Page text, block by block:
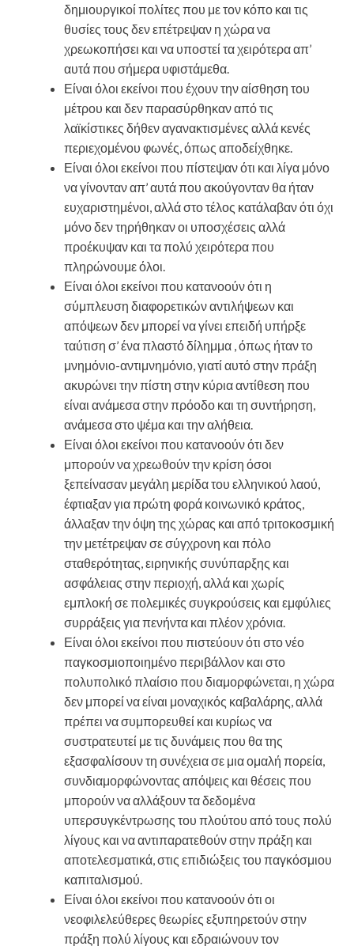
δημιουργικοί πολίτες που με τον κόπο και τις
θυσίες τους δεν επέτρεψαν η χώρα να
χρεωκοπήσει και να υποστεί τα χειρότερα απ’
αυτά που σήμερα υφιστάμεθα.
Είναι όλοι εκείνοι που έχουν την αίσθηση του
μέτρου και δεν παρασύρθηκαν από τις
λαϊκίστικες δήθεν αγανακτισμένες αλλά κενές
περιεχομένου φωνές, όπως αποδείχθηκε.
Είναι όλοι εκείνοι που πίστεψαν ότι και λίγα μόνο
να γίνονταν απ’ αυτά που ακούγονταν θα ήταν
ευχαριστημένοι, αλλά στο τέλος κατάλαβαν ότι όχι
μόνο δεν τηρήθηκαν οι υποσχέσεις αλλά
προέκυψαν και τα πολύ χειρότερα που
πληρώνουμε όλοι.
Είναι όλοι εκείνοι που κατανοούν ότι η
σύμπλευση διαφορετικών αντιλήψεων και
απόψεων δεν μπορεί να γίνει επειδή υπήρξε
ταύτιση σ’ ένα πλαστό δίλημμα , όπως ήταν το
μνημόνιο-αντιμνημόνιο, γιατί αυτό στην πράξη
ακυρώνει την πίστη στην κύρια αντίθεση που
είναι ανάμεσα στην πρόοδο και τη συντήρηση,
ανάμεσα στο ψέμα και την αλήθεια.
Είναι όλοι εκείνοι που κατανοούν ότι δεν
μπορούν να χρεωθούν την κρίση όσοι
ξεπείνασαν μεγάλη μερίδα του ελληνικού λαού,
έφτιαξαν για πρώτη φορά κοινωνικό κράτος,
άλλαξαν την όψη της χώρας και από τριτοκοσμική
την μετέτρεψαν σε σύγχρονη και πόλο
σταθερότητας, ειρηνικής συνύπαρξης και
ασφάλειας στην περιοχή, αλλά και χωρίς
εμπλοκή σε πολεμικές συγκρούσεις και εμφύλιες
συρράξεις για πενήντα και πλέον χρόνια.
Είναι όλοι εκείνοι που πιστεύουν ότι στο νέο
παγκοσμιοποιημένο περιβάλλον και στο
πολυπολικό πλαίσιο που διαμορφώνεται, η χώρα
δεν μπορεί να είναι μοναχικός καβαλάρης, αλλά
πρέπει να συμπορευθεί και κυρίως να
συστρατευτεί με τις δυνάμεις που θα της
εξασφαλίσουν τη συνέχεια σε μια ομαλή πορεία,
συνδιαμορφώνοντας απόψεις και θέσεις που
μπορούν να αλλάξουν τα δεδομένα
υπερσυγκέντρωσης του πλούτου από τους πολύ
λίγους και να αντιπαρατεθούν στην πράξη και
αποτελεσματικά, στις επιδιώξεις του παγκόσμιου
καπιταλισμού.
Είναι όλοι εκείνοι που κατανοούν ότι οι
νεοφιλελεύθερες θεωρίες εξυπηρετούν στην
πράξη πολύ λίγους και εδραιώνουν τον